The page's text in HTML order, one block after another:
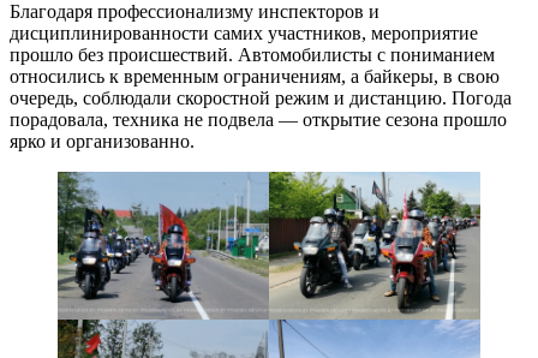
Благодаря профессионализму инспекторов и
дисциплинированности самих участников, мероприятие
прошло без происшествий. Автомобилисты с пониманием
относились к временным ограничениям, а байкеры, в свою
очередь, соблюдали скоростной режим и дистанцию. Погода
порадовала, техника не подвела — открытие сезона прошло
ярко и организованно.